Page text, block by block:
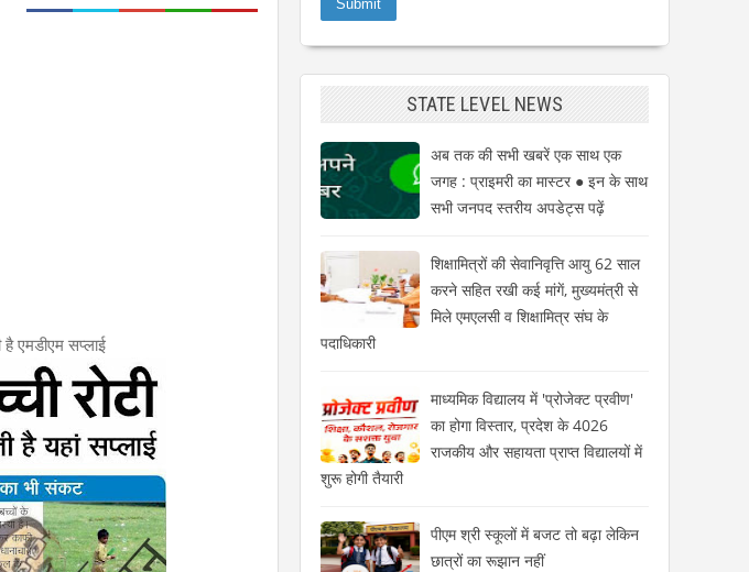
है एमडीएम सप्लाई
STATE LEVEL NEWS
अब तक की सभी खबरें एक साथ एक
जगह : प्राइमरी का मास्टर ● इन के साथ
सभी जनपद स्तरीय अपडेट्स पढ़ें
शिक्षामित्रों की सेवानिवृत्ति आयु 62 साल
करने सहित रखी कई मांगें, मुख्यमंत्री से
मिले एमएलसी व शिक्षामित्र संघ के
पदाधिकारी
माध्यमिक विद्यालय में 'प्रोजेक्ट प्रवीण'
का होगा विस्तार, प्रदेश के 4026
राजकीय और सहायता प्राप्त विद्यालयों में
शुरू होगी तैयारी
पीएम श्री स्कूलों में बजट तो बढ़ा लेकिन
छात्रों का रूझान नहीं